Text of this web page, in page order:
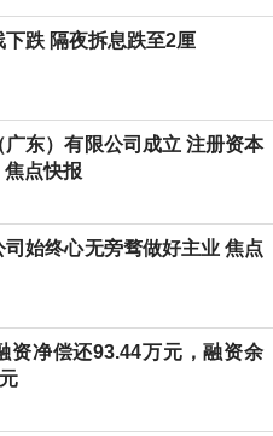
下跌 隔夜拆息跌至2厘
广东）有限公司成立 注册资本
点快报
司始终心无旁骛做好主业 焦点
资净偿还93.44万元，融资余